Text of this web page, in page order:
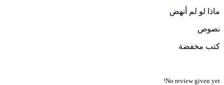
ماذا لو لم أنهض
نصوص
كتب مخفضة
No review given yet!